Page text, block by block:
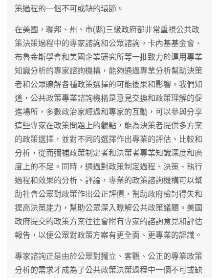
策過程的一個不可或缺的環節。
在美國，聯邦、州、市(縣)三級政府都非常重視公共政
策決策過程中的專家諮詢和公眾諮詢。卡內基基金會、
布魯金斯學會和美國企業研究所等一批致力於運用專業
知識分析的專家諮詢機構，能夠通過專業分析幫助決策
者和公眾瞭解各種政策選擇的可能後果和影響。我們知
道，公共政策專業諮詢機構是意見交換和政策理解的促
進場所，多數政治家經過和專家的互動，可以參與分享
這些專家在政策問題上的觀點，能為決策者提供多方案
的政策選擇，並對不同的選擇作出專業的評估、比較和
分析，從而彌補政策制定者和決策者專業知識深度和廣
度上的不足。同時，通過對政策制定過程、決策、執行
過程和效果的分析、評論，專業的政策諮詢機構可以幫
助社會公眾對政策作出公正評價，幫助政府檢討得失和
提高決策能力，幫助公眾深入瞭解公共政策議題。美國
政府提交的政策方案往往會附有專家的諮詢意見和評估
報告，以便公眾對政策方案有更全面、更專業的認識。
專家諮詢正是由於公眾對獨立、客觀、公正的專業政策
分析的需求才成為了公共政策決策過程中一個不可或缺